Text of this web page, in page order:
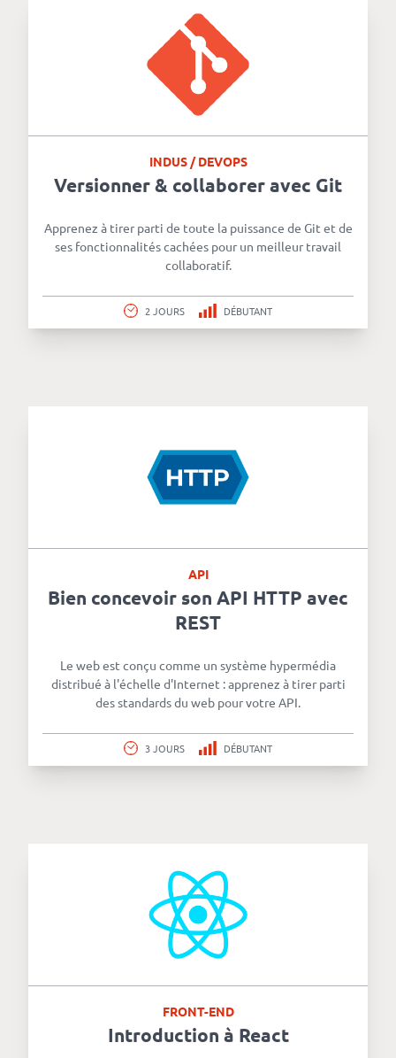
INDUS / DEVOPS
Versionner & collaborer avec Git
Apprenez à tirer parti de toute la puissance de Git et de
ses fonctionnalités cachées pour un meilleur travail
collaboratif.
2 JOURS DÉBUTANT
API
Bien concevoir son API HTTP avec
REST
Le web est conçu comme un système hypermédia
distribué à l'échelle d'Internet : apprenez à tirer parti
des standards du web pour votre API.
3 JOURS DÉBUTANT
FRONT-END
Introduction à React